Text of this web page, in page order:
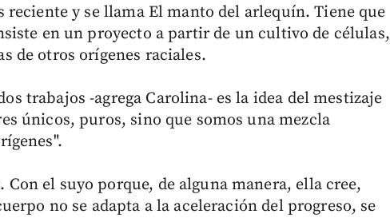
reciente y se llama El manto del arlequín. Tiene que
en un proyecto a partir de un cultivo de células,
de otros orígenes raciales.
trabajos -agrega Carolina- es la idea del mestizaje
únicos, puros, sino que somos una mezcla
el suyo porque, de alguna manera, ella cree,
no se adapta a la aceleración del progreso, se